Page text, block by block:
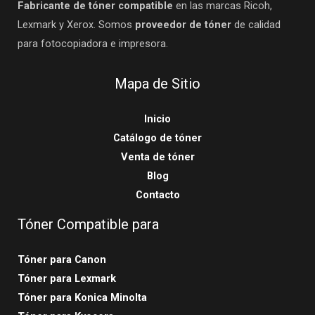
Fabricante de tóner compatible en las marcas Ricoh,
Lexmark y Xerox. Somos proveedor de tóner de calidad
para fotocopiadora e impresora.
Mapa de Sitio
Inicio
Catálogo de tóner
Venta de tóner
Blog
Contacto
Tóner Compatible para
Tóner para Canon
Tóner para Lexmark
Tóner para Konica Minolta